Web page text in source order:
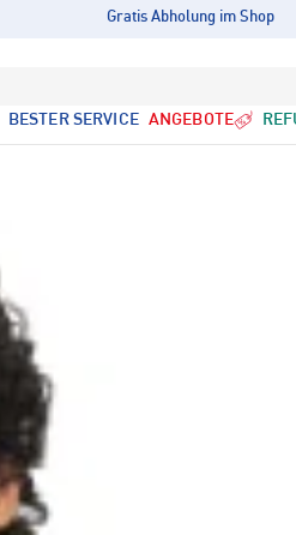
Gratis Abholung im Shop
BESTER SERVICE ANGEBOTE